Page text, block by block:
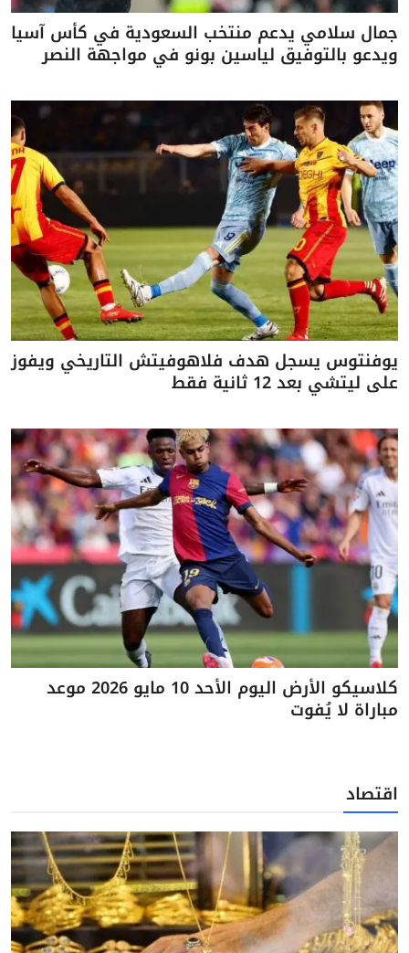
جمال سلامي يدعم منتخب السعودية في كأس آسيا
ويدعو بالتوفيق لياسين بونو في مواجهة النصر
يوفنتوس يسجل هدف فلاهوفيتش التاريخي ويفوز
على ليتشي بعد 12 ثانية فقط
كلاسيكو الأرض اليوم الأحد 10 مايو 2026 موعد
مباراة لا يُفوت
اقتصاد